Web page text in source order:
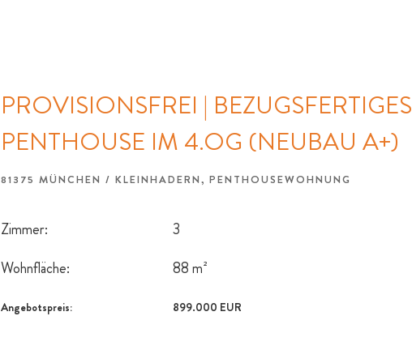
PROVISIONSFREI | BEZUGSFERTIGES
PENTHOUSE IM 4.OG (NEUBAU A+)
81375 MÜNCHEN / KLEINHADERN, PENTHOUSEWOHNUNG
Zimmer:
3
Wohnfläche:
88 m²
Angebotspreis: 899.000 EUR